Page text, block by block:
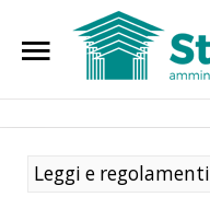
Home
Chi siamo
Leggi e regolamenti